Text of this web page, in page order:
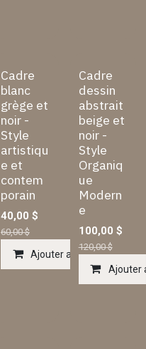
Cadre
blanc
grège et
noir -
Style
artistiqu
e et
contem
porain
40,00 $
60,00$
Ajouter au panier
Cadre
dessin
abstrait
beige et
noir -
Style
Organiq
ue
Modern
e
100,00 $
120,00$
Ajouter